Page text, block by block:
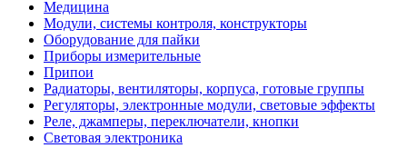
Медицина
Модули, системы контроля, конструкторы
Оборудование для пайки
Приборы измерительные
Припои
Радиаторы, вентиляторы, корпуса, готовые группы
Регуляторы, электронные модули, световые эффекты
Реле, джамперы, переключатели, кнопки
Световая электроника